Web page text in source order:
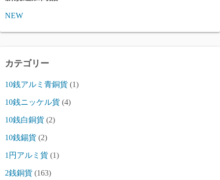
NEW
カテゴリー
10銭アルミ青銅貨 (1)
10銭ニッケル貨 (4)
10銭白銅貨 (2)
10銭錫貨 (2)
1円アルミ貨 (1)
2銭銅貨 (163)